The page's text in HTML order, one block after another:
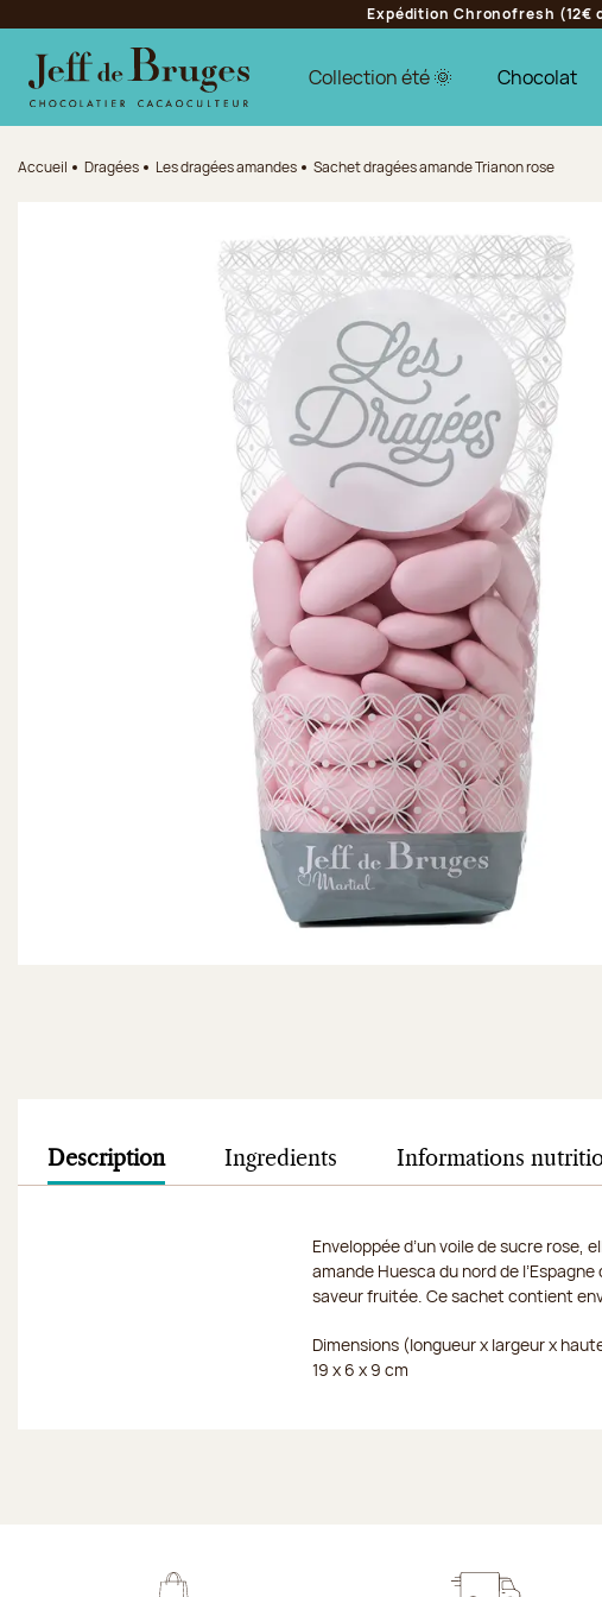
Aller au contenu principal
Aller au pied de page
Expédition Chronofresh (12€
Collection été 🌞 Chocolat
Accueil Dragées Les dragées amandes Sachet dragées amande Trianon rose
Description Ingredients Informations
Enveloppée d’un voile de sucre
amande Huesca du nord de
saveur fruitée. Ce sachet contient
Dimensions (longueur x largeur x
19 x 6 x 9 cm